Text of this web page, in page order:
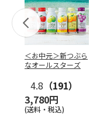
＜お中元＞新つぶら
なオールスターズ
4.8 （191）
3,780円
(送料・税込)